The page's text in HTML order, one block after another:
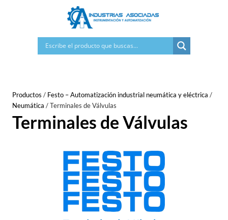
Productos / Festo – Automatización industrial neumática y eléctrica /
Neumática /Terminales de Válvulas
Terminales de Válvulas